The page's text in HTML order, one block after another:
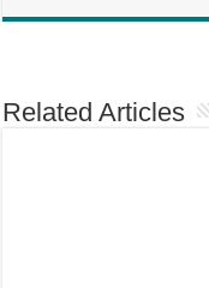
Related Articles